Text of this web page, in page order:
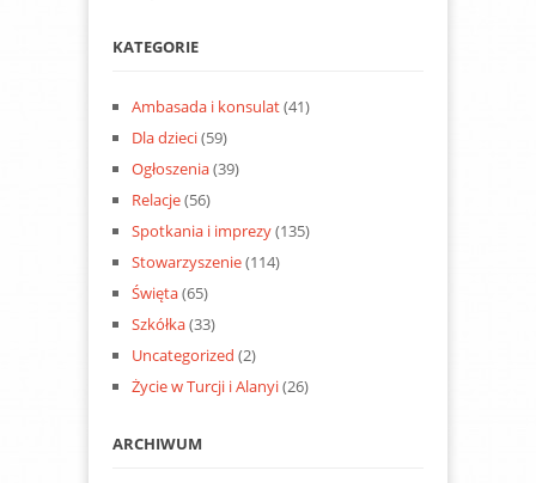
KATEGORIE
Ambasada i konsulat(41)
Dla dzieci(59)
Ogłoszenia(39)
Relacje(56)
Spotkania i imprezy(135)
Stowarzyszenie(114)
Święta(65)
Szkółka(33)
Uncategorized (2)
Życie w Turcji i Alanyi(26)
ARCHIWUM